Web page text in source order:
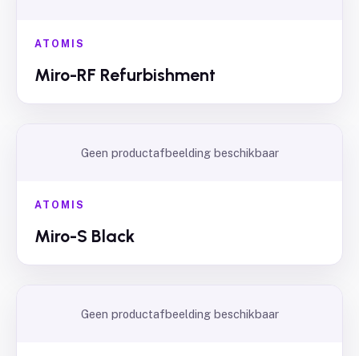
ATOMIS
Miro-RF Refurbishment
Geen productafbeelding beschikbaar
ATOMIS
Miro-S Black
Geen productafbeelding beschikbaar